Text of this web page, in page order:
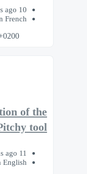
10 months ago
French
of the
tool
11 months ago
English